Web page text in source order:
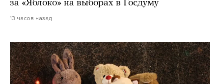
за «Яблоко» на выборах в Госдуму
13 часов назад